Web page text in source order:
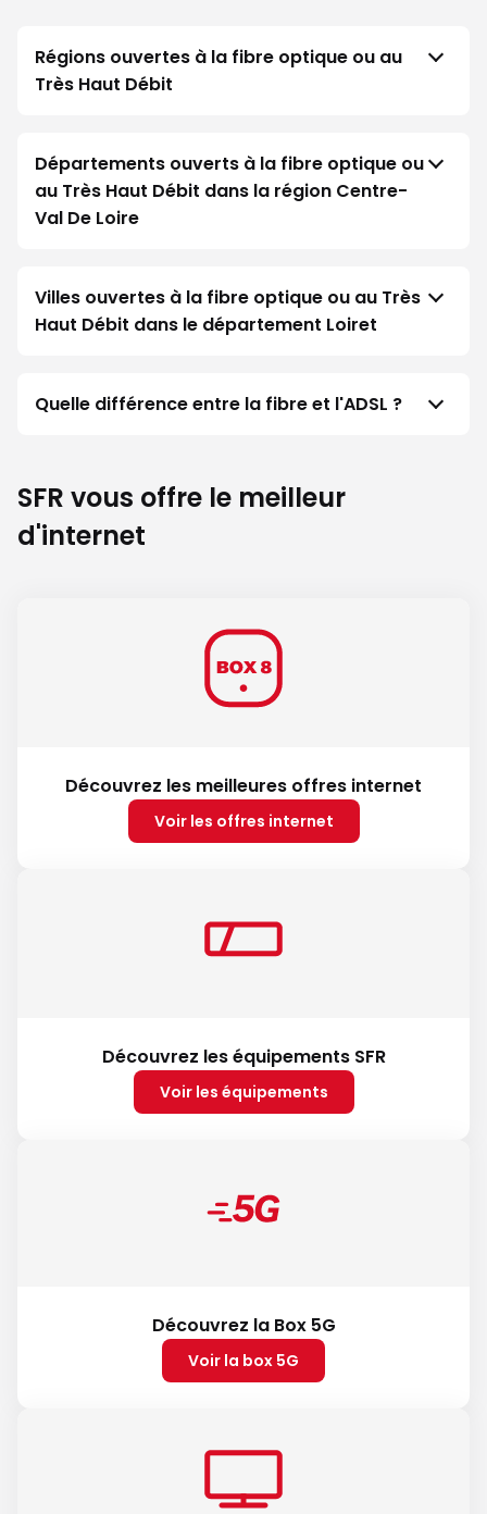
Régions ouvertes à la fibre optique ou au
Très Haut Débit
Départements ouverts à la fibre optique ou
au Très Haut Débit dans la région Centre-
Val De Loire
Villes ouvertes à la fibre optique ou au Très
Haut Débit dans le département Loiret
Quelle différence entre la fibre et l'ADSL ?
SFR vous offre le meilleur
d'internet
Découvrez les meilleures offres internet
Voir les offres internet
Découvrez les équipements SFR
Voir les équipements
Découvrez la Box 5G
Voir la box 5G